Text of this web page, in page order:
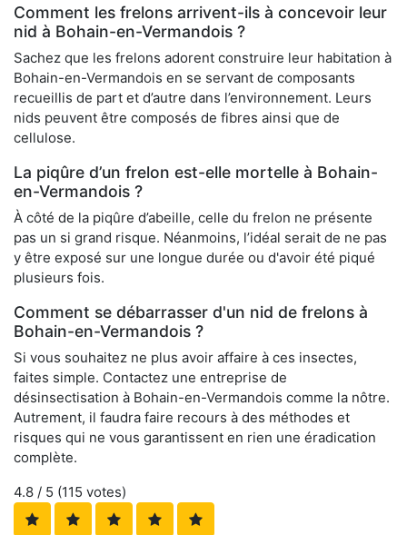
Comment les frelons arrivent-ils à concevoir leur
nid à Bohain-en-Vermandois ?
Sachez que les frelons adorent construire leur habitation à
Bohain-en-Vermandois en se servant de composants
recueillis de part et d’autre dans l’environnement. Leurs
nids peuvent être composés de fibres ainsi que de
cellulose.
La piqûre d’un frelon est-elle mortelle à Bohain-
en-Vermandois ?
À côté de la piqûre d’abeille, celle du frelon ne présente
pas un si grand risque. Néanmoins, l’idéal serait de ne pas
y être exposé sur une longue durée ou d'avoir été piqué
plusieurs fois.
Comment se débarrasser d'un nid de frelons à
Bohain-en-Vermandois ?
Si vous souhaitez ne plus avoir affaire à ces insectes,
faites simple. Contactez une entreprise de
désinsectisation à Bohain-en-Vermandois comme la nôtre.
Autrement, il faudra faire recours à des méthodes et
risques qui ne vous garantissent en rien une éradication
complète.
4.8 / 5 (115 votes)